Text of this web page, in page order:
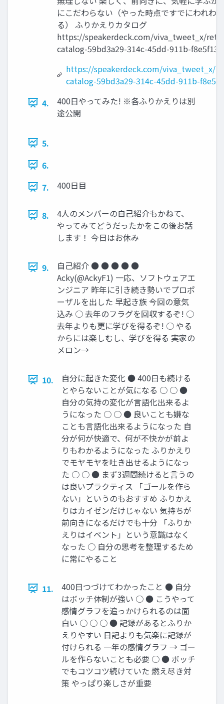
にこだわらない（やった時点ですでにわれわ
る） ふりかえりカタログ
https://speakerdeck.com/viva_tweet_x/
catalog-59bd3a29-314c-45dd-911b-
https://speakerdeck.com/viva_tweet_x/
catalog-59bd3a29-314c-45dd-911b-
4.
400日やってみた! ※各ふりかえりは別
途公開
5.
6.
7.
400日目
8.
4人のメンバーの自己紹介もかねて、
やってみてどうだったかをこの後お話
します！ 今日はお休み
9.
自己紹介 ● ● ● ● ●
Acky(@AckyF1) 一応、ソフトウェアエ
ンジニア 昨年に引き続き勢いでプロポ
ーザルを出した 早起き族 今回の意気
込み ○ 去年のフラグを回収するぞ! ○
去年よりも更に学びを得るぞ! ○ やる
からには楽しむし、学びを得る 実家の
メロン→
10.
自分に起きた変化 ● 400日も続ける
とやらないことが気になる ○ ○ ●
自分の気持の変化が言語化出来るよ
うになった ○ ○ ● 良いことも嫌な
ことも言語化出来るようになった 自
分が何が快適で、何が不快かが前よ
りもわかるようになった ふりかえり
でモヤモヤを吐き出せるようになっ
た ○ ○ ● まず3週間続けると言うの
は良いプラクティス 「ゴールを作ら
ない」というのもおすすめ ふりかえ
りはカイゼンだけじゃない 気持ちが
前向きになるだけでも十分 「ふりか
えりはイベント」という意識はなく
なった ○ 自分の思考を整理するため
に常にやること
11.
400日つづけてわかったこと ● 自分
はボッチ体制が強い ○ ● こうやって
感情グラフを追っかけられるのは面
白い ○ ○ ○ ● 記録があるとふりか
えりやすい 日記よりも気楽に記録が
付けられる 一年の感情グラフ → ゴー
ルを作らないことも必要 ○ ● ボッチ
でもコツコツ続けていた 燃え尽き対
策 やっぱり楽しさが重要